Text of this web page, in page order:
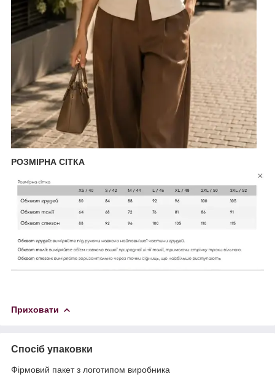
РОЗМІРНА СІТКА
Приховати
Спосіб упаковки
Фірмовий пакет з логотипом виробника